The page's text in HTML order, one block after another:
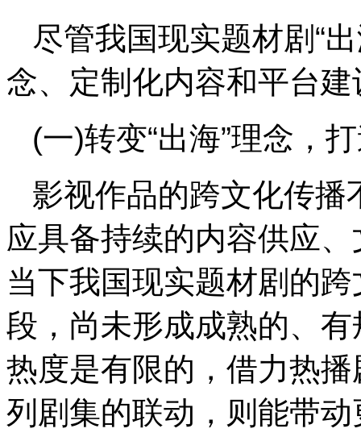
尽管我国现实题材剧“
念、定制化内容和平台
(一)转变“出海”理念，
影视作品的跨文化传播
应具备持续的内容供应
当下我国现实题材剧的
段，尚未形成成熟的、
热度是有限的，借力热
列剧集的联动，则能带动